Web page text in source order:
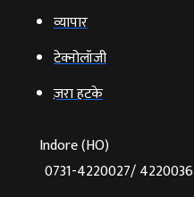
व्‍यापार
टेक्‍नोलॉजी
ज़रा हटके
Indore (HO)
0731-4220027/ 4220036